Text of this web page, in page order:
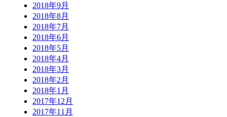
2018年9月
2018年8月
2018年7月
2018年6月
2018年5月
2018年4月
2018年3月
2018年2月
2018年1月
2017年12月
2017年11月